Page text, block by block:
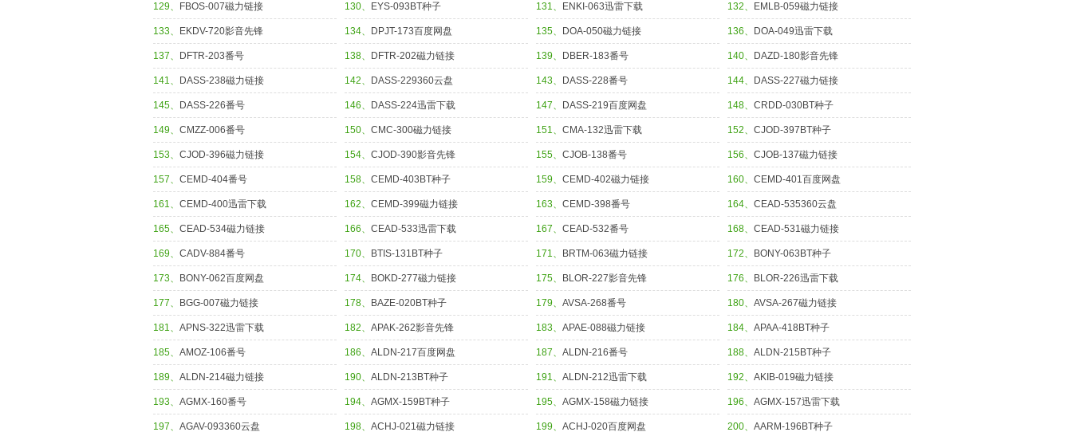
129、 FBOS-007磁力链接 130、 EYS-093BT种子 131、 ENKI-063迅雷下载 132、 EMLB-059磁力链接
133、 EKDV-720影音先锋 134、 DPJT-173百度网盘 135、 DOA-050磁力链接 136、 DOA-049迅雷下载
137、 DFTR-203番号 138、 DFTR-202磁力链接 139、 DBER-183番号 140、 DAZD-180影音先锋
141、 DASS-238磁力链接 142、 DASS-229360云盘 143、 DASS-228番号 144、 DASS-227磁力链接
145、 DASS-226番号 146、 DASS-224迅雷下载 147、 DASS-219百度网盘 148、 CRDD-030BT种子
149、 CMZZ-006番号 150、 CMC-300磁力链接 151、 CMA-132迅雷下载 152、 CJOD-397BT种子
153、 CJOD-396磁力链接 154、 CJOD-390影音先锋 155、 CJOB-138番号 156、 CJOB-137磁力链接
157、 CEMD-404番号 158、 CEMD-403BT种子 159、 CEMD-402磁力链接 160、 CEMD-401百度网盘
161、 CEMD-400迅雷下载 162、 CEMD-399磁力链接 163、 CEMD-398番号 164、 CEAD-535360云盘
165、 CEAD-534磁力链接 166、 CEAD-533迅雷下载 167、 CEAD-532番号 168、 CEAD-531磁力链接
169、 CADV-884番号 170、 BTIS-131BT种子 171、 BRTM-063磁力链接 172、 BONY-063BT种子
173、 BONY-062百度网盘 174、 BOKD-277磁力链接 175、 BLOR-227影音先锋 176、 BLOR-226迅雷下载
177、 BGG-007磁力链接 178、 BAZE-020BT种子 179、 AVSA-268番号 180、 AVSA-267磁力链接
181、 APNS-322迅雷下载 182、 APAK-262影音先锋 183、 APAE-088磁力链接 184、 APAA-418BT种子
185、 AMOZ-106番号 186、 ALDN-217百度网盘 187、 ALDN-216番号 188、 ALDN-215BT种子
189、 ALDN-214磁力链接 190、 ALDN-213BT种子 191、 ALDN-212迅雷下载 192、 AKIB-019磁力链接
193、 AGMX-160番号 194、 AGMX-159BT种子 195、 AGMX-158磁力链接 196、 AGMX-157迅雷下载
197、 AGAV-093360云盘 198、 ACHJ-021磁力链接 199、 ACHJ-020百度网盘 200、 AARM-196BT种子